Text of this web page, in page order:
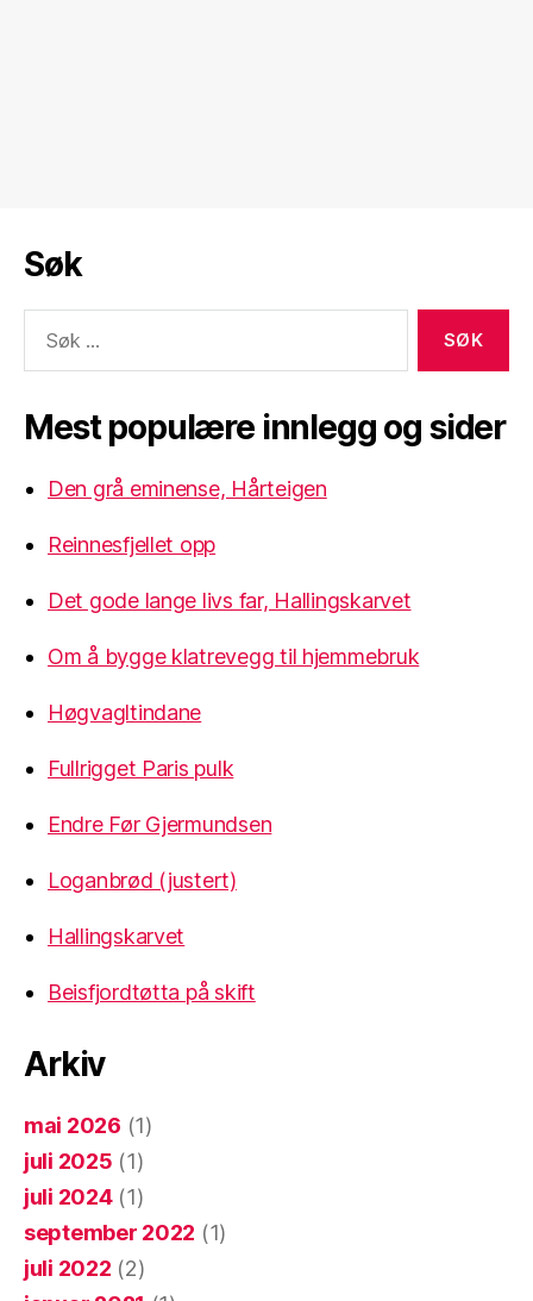
Søk
etter:
Mest populære innlegg og sider
Den grå eminense, Hårteigen
Reinnesfjellet opp
Det gode lange livs far, Hallingskarvet
Om å bygge klatrevegg til hjemmebruk
Høgvagltindane
Fullrigget Paris pulk
Endre Før Gjermundsen
Loganbrød (justert)
Hallingskarvet
Beisfjordtøtta på skift
Arkiv
mai 2026 (1)
juli 2025 (1)
juli 2024(1)
september 2022 (1)
juli 2022 (2)